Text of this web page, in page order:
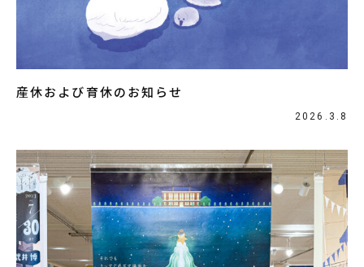
産休および育休のお知らせ
2026.3.8